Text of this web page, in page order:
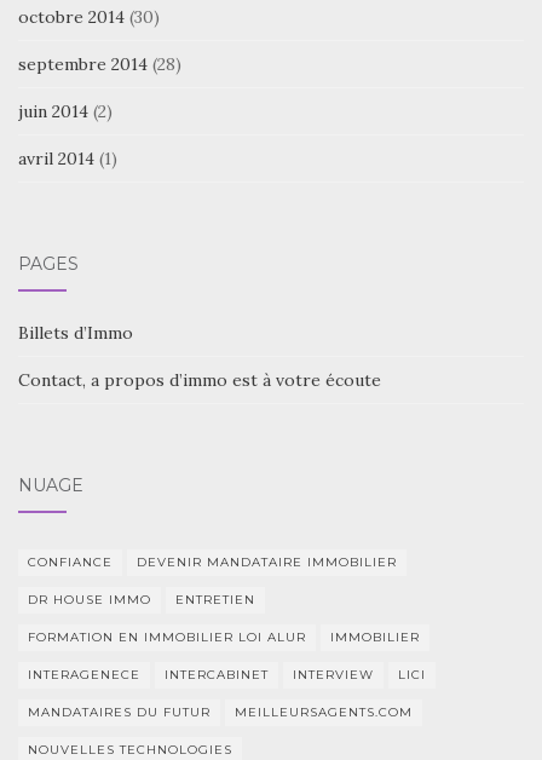
octobre 2014 (30)
septembre 2014 (28)
juin 2014 (2)
avril 2014 (1)
PAGES
Billets d’Immo
Contact, a propos d’immo est à votre écoute
NUAGE
CONFIANCE DEVENIR MANDATAIRE IMMOBILIER
DR HOUSE IMMO ENTRETIEN
FORMATION EN IMMOBILIER LOI ALUR IMMOBILIER
INTERAGENECE INTERCABINET INTERVIEW LICI
MANDATAIRES DU FUTUR MEILLEURSAGENTS.COM
NOUVELLES TECHNOLOGIES